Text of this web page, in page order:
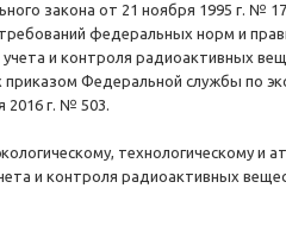
закона от 21 ноября 1995 г. №
федеральных норм и
и контроля радиоактивных
Федеральной службы по
2016 г. № 503.
технологическому и
и контроля радиоактивных